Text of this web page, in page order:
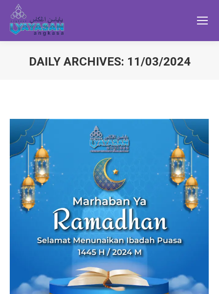
DAILY ARCHIVES: 11/03/2024